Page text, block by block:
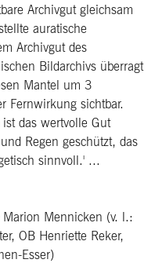
Archivgut gleichsam
auratische
Archivgut des
Bildarchivs überragt
Mantel um 3
Fernwirkung sichtbar.
das wertvolle Gut
Regen geschützt, das
sinnvoll.' ...
Mennicken (v. l.:
OB Henriette Reker,
Esser)